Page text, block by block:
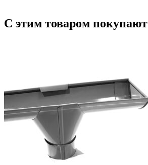
С этим товаром покупают